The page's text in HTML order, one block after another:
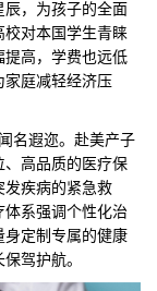
，为孩子的全面
校对本国学生青睐
提高，学费也远低
庭减轻经济压
名遐迩。赴美产子
、高品质的医疗保
发疾病的紧急救
系强调个性化治
身定制专属的健康
驾护航。